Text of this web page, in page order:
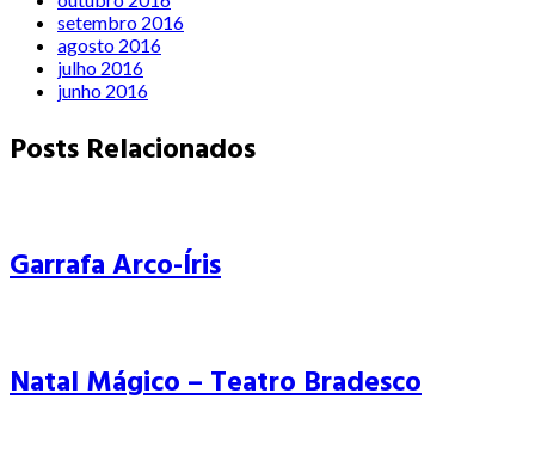
setembro 2016
agosto 2016
julho 2016
junho 2016
Posts Relacionados
Garrafa Arco-Íris
Natal Mágico – Teatro Bradesco